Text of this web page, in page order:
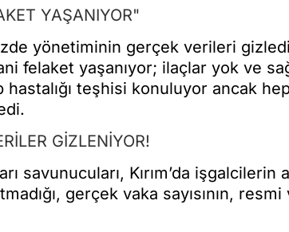
YAŞANIYOR"
yönetiminin gerçek verileri
felaket yaşanıyor; ilaçlar yok ve
teşhisi konuluyor ancak
GİZLENİYOR!
savunucuları, Kırım’da işgalcilerin
gerçek vaka sayısının,